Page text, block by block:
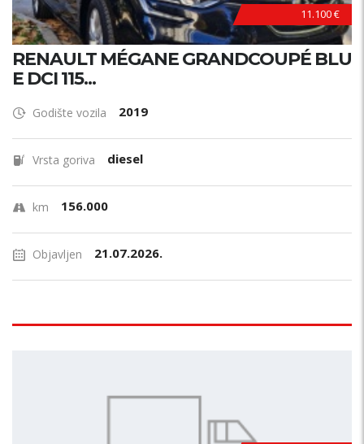
11.100 €
RENAULT MÉGANE GRANDCOUPÉ BLU
E DCI 115...
Godište vozila 2019
Vrsta goriva diesel
km 156.000
Objavljen 21.07.2026.